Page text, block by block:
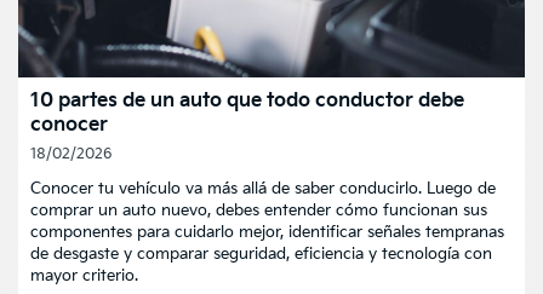
10 partes de un auto que todo conductor debe
conocer
18/02/2026
Conocer tu vehículo va más allá de saber conducirlo. Luego de
comprar un auto nuevo, debes entender cómo funcionan sus
componentes para cuidarlo mejor, identificar señales tempranas
de desgaste y comparar seguridad, eficiencia y tecnología con
mayor criterio.